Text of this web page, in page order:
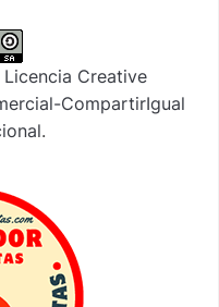
Licencia Creative
CompartirIgual
.